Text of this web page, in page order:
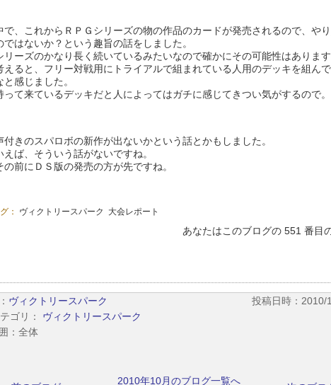
で、これからＲＰＧシリーズの物の作品のカードが発売されるので、や
ではないか？という趣旨の話をしました。
リーズのかなり長く続いているみたいなので確かにその可能性はあります
えると、フリー対戦用にトライアルで組まれている人用のデッキを組ん
と感じました。
って来ているデッキだと人によってはガチに感じてきつい気がするので。
付きのスパロボの新作が出ないかという話とかもしました。
えば、そういう話がないですね。
の前にＤＳ版の発売の方が先ですね。
： ヴィクトリースパーク 大会レポート
あなたはこのブログの 551 番目
ヴィクトリースパーク
投稿日時：2010/
ゴリ： ヴィクトリースパーク
：全体
2010年10月のブログ一覧へ